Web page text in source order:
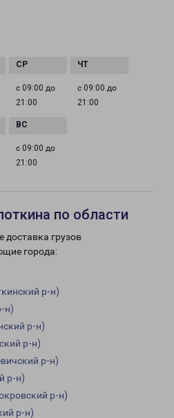
с 09:00 до
21:00
с 09:00 до
21:00
с 09:00 до
21:00
по области
доставка грузов
города:
р-н)
н)
р-н)
р-н)
р-н)
р-н)
р-н)
р-н)